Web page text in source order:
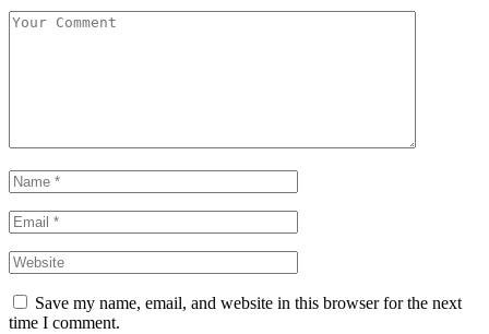
Save my name, email, and website in this browser for the next
time I comment.